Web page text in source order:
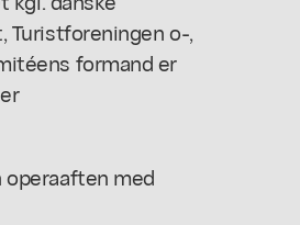
Turistforeningen o-,
formand er
med